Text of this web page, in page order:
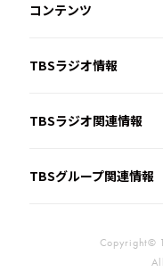
コンテンツ
TBSラジオ情報
TBSラジオ関連情報
TBSグループ関連情報
Copyright©